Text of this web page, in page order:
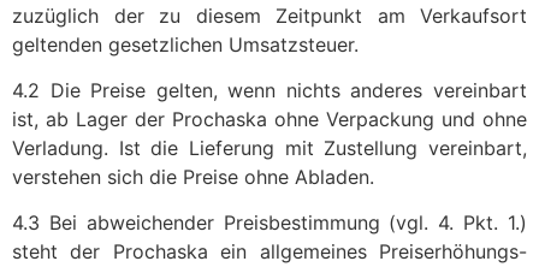
zuzüglich der zu diesem Zeitpunkt am Verkaufsort
geltenden gesetzlichen Umsatzsteuer.
4.2 Die Preise gelten, wenn nichts anderes vereinbart
ist, ab Lager der Prochaska ohne Verpackung und ohne
Verladung. Ist die Lieferung mit Zustellung vereinbart,
verstehen sich die Preise ohne Abladen.
4.3 Bei abweichender Preisbestimmung (vgl. 4. Pkt. 1.)
steht der Prochaska ein allgemeines Preiserhöhungs-